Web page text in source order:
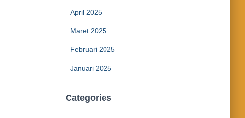
April 2025
Maret 2025
Februari 2025
Januari 2025
Categories